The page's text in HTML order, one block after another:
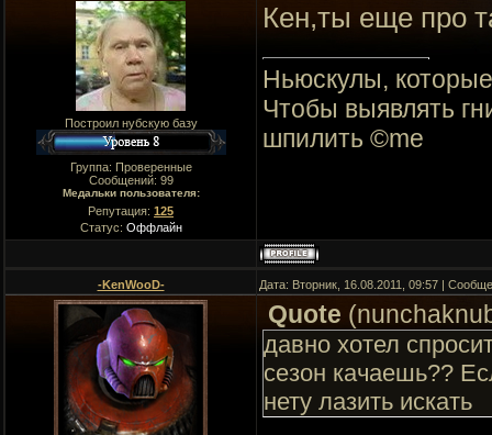
Построил нубскую базу
Группа: Проверенные
Сообщений: 99
Медальки пользователя:
Репутация: 125
Статус: Оффлайн
Кен,ты еще про
Ньюскулы,
Чтобы выявлять
шпилить ©me
-KenWooD- Дата: Вторник, 16.08.2011, 09:57 |
Quote (
давно хотел
сезон качаешь??
нету лазить искать